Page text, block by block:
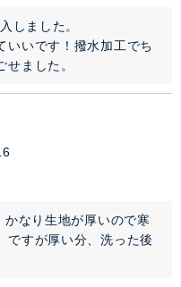
しました。
いいです！撥水加工でち
せました。
なり生地が厚いので寒
ですが厚い分、洗った後